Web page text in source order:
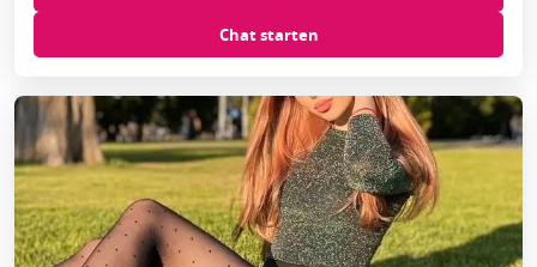
Chat starten